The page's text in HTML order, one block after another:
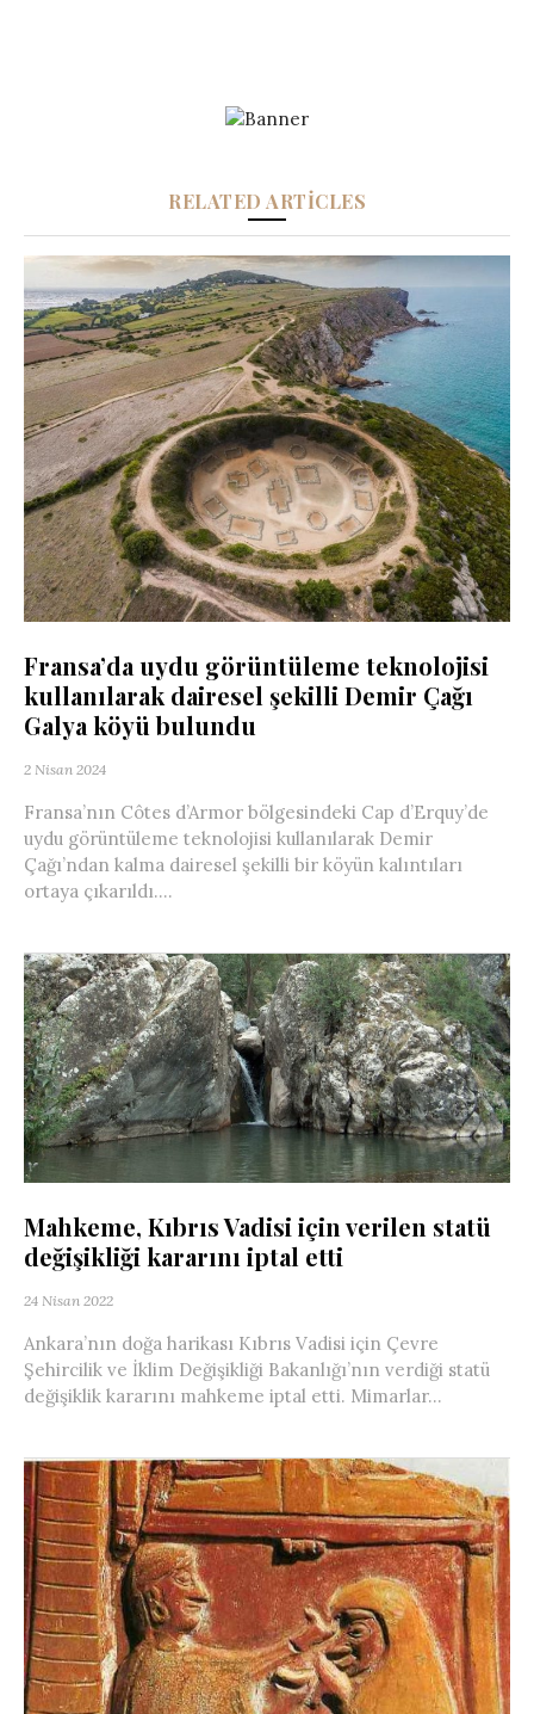
RELATED ARTICLES
Fransa’da uydu görüntüleme teknolojisi
kullanılarak dairesel şekilli Demir Çağı
Galya köyü bulundu
2 Nisan 2024
Fransa’nın Côtes d’Armor bölgesindeki Cap d’Erquy’de
uydu görüntüleme teknolojisi kullanılarak Demir
Çağı’ndan kalma dairesel şekilli bir köyün kalıntıları
ortaya çıkarıldı....
Mahkeme, Kıbrıs Vadisi için verilen statü
değişikliği kararını iptal etti
24 Nisan 2022
Ankara’nın doğa harikası Kıbrıs Vadisi için Çevre
Şehircilik ve İklim Değişikliği Bakanlığı’nın verdiği statü
değişiklik kararını mahkeme iptal etti. Mimarlar...